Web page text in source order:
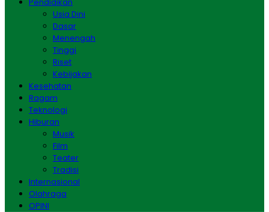
Usia Dini
Dasar
Menengah
Tinggi
Riset
Kebijakan
Kesehatan
Ragam
Teknologi
Hiburan
Musik
Film
Teater
Tradisi
Internasional
Olahraga
OPINI